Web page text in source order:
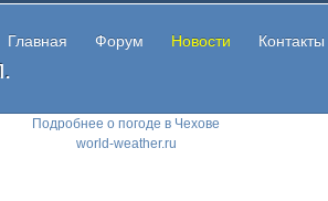
Подробнее о погоде в Чехове
world-weather.ru
Главная Форум Новости Контакты